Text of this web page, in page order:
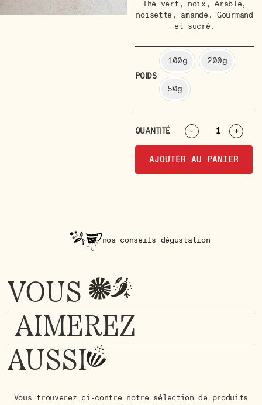
Thé vert, noix, érable,
noisette, amande. Gourmand
et sucré.
POIDS
100g 200g
50g
QUANTITÉ - +
AJOUTER AU PANIER
nos conseils dégustation
VOUS
AIMEREZ
AUSSI
Vous trouverez ci-contre notre sélection de produits